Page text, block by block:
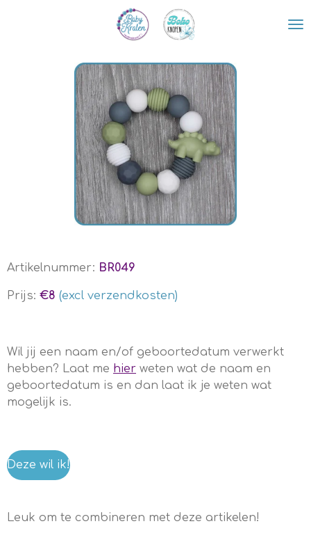
Artikelnummer: BR049
Prijs: €8 (excl verzendkosten)
Wil jij een naam en/of geboortedatum verwerkt
hebben? Laat me hier weten wat de naam en
geboortedatum is en dan laat ik je weten wat
mogelijk is.
Deze wil ik!
Leuk om te combineren met deze artikelen!